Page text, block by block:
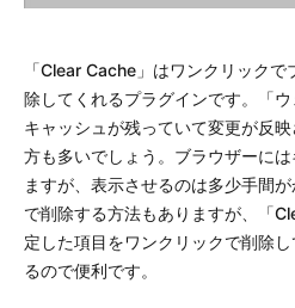
「Clear Cache」はワンクリック
除してくれるプラグインです。「ウ
キャッシュが残っていて変更が反
方も多いでしょう。ブラウザーに
ますが、表示させるのは多少手間
で削除する方法もありますが、「
定した項目をワンクリックで削除
るので便利です。